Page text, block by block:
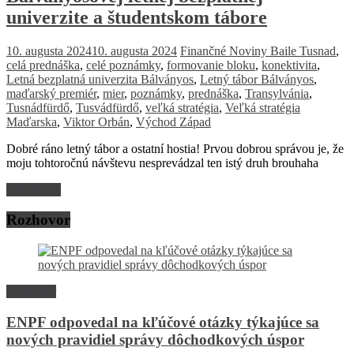
univerzite a študentskom tábore
10. augusta 202410. augusta 2024 Finančné Noviny Baile Tusnad,
celá prednáška, celé poznámky, formovanie bloku, konektivita,
Letná bezplatná univerzita Bálványos, Letný tábor Bálványos,
maďarský premiér, mier, poznámky, prednáška, Transylvánia,
Tusnádfürdő, Tusvádfürdő, veľká stratégia, Veľká stratégia
Maďarska, Viktor Orbán, Východ Západ
Dobré ráno letný tábor a ostatní hostia! Prvou dobrou správou je, že
moju tohtoročnú návštevu nesprevádzal ten istý druh brouhaha
Rozhovor
ENPF odpovedal na kľúčové otázky týkajúce sa
nových pravidiel správy dôchodkových úspor